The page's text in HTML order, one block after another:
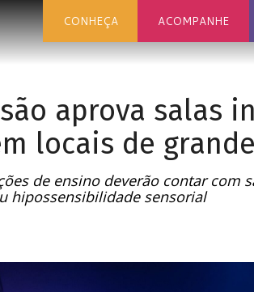
CONHEÇA ACOMPANHE
aprova salas
locais de
de ensino deverão contar com
hipossensibilidade sensorial